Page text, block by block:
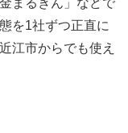
を1社ずつ正直に
江市からでも使え